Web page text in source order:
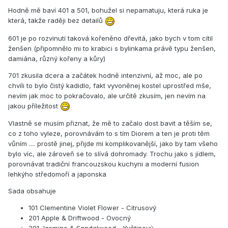
Hodně mě baví 401 a 501, bohužel si nepamatuju, která ruka je
která, takže raději bez detailů
601 je po rozvinutí taková kořeněno dřevitá, jako bych v tom cítil
ženšen (připomnělo mi to krabici s bylinkama právě typu ženšen,
damiána, různý kořeny a kůry)
701 zkusila dcera a začátek hodně intenzivní, až moc, ale po
chvíli to bylo čistý kadidlo, fakt vyvoněnej kostel uprostřed mše,
nevím jak moc to pokračovalo, ale určitě zkusím, jen nevím na
jakou příležitost
Vlastně se musím přiznat, že mě to začalo dost bavit a těším se,
co z toho vyleze, porovnávám to s tím Diorem a ten je proti těm
vůním .... prostě jinej, přijde mi komplikovanější, jako by tam všeho
bylo víc, ale zároveň se to slívá dohromady. Trochu jako s jídlem,
porovnávat tradiční francouzskou kuchyni a moderní fusion
lehkýho středomoří a japonska
Sada obsahuje
101 Clementine Violet Flower - Citrusový
201 Apple & Driftwood - Ovocný